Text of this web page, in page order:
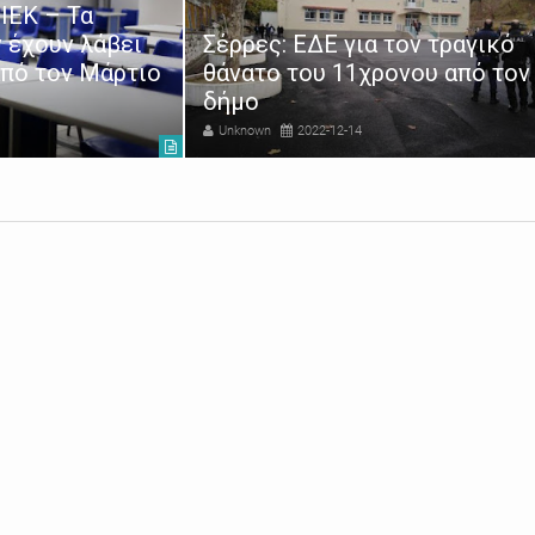
– Τα
λάβει
τον Μάρτιο
Σέρρες: ΕΔΕ για τον τραγικό
θάνατο του 11χρονου από τον
δήμο
Unknown 2022-12-14